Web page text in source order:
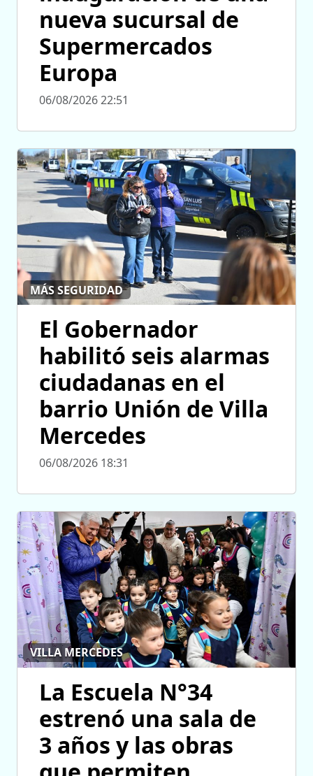
nueva sucursal de
Supermercados
Europa
06/08/2026 22:51
MÁS SEGURIDAD
El Gobernador
habilitó seis alarmas
ciudadanas en el
barrio Unión de Villa
Mercedes
06/08/2026 18:31
VILLA MERCEDES
La Escuela N°34
estrenó una sala de
3 años y las obras